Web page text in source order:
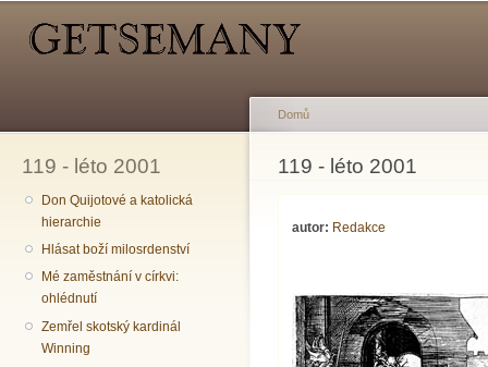
119 - léto 2001
Don Quijotové a katolická
hierarchie
Hlásat boží milosrdenství
Mé zaměstnání v církvi:
ohlédnutí
Zemřel skotský kardinál
Winning
Jste zde
Domů
119 - léto 2001
autor: Redakce